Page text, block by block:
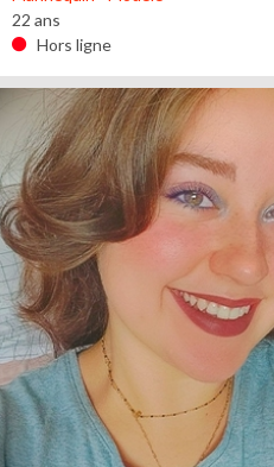
22 ans
Hors ligne